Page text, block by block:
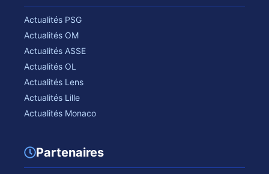
Actualités PSG
Actualités OM
Actualités ASSE
Actualités OL
Actualités Lens
Actualités Lille
Actualités Monaco
Partenaires